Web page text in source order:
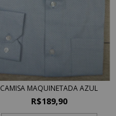
CAMISA MAQUINETADA AZUL
R$189,90